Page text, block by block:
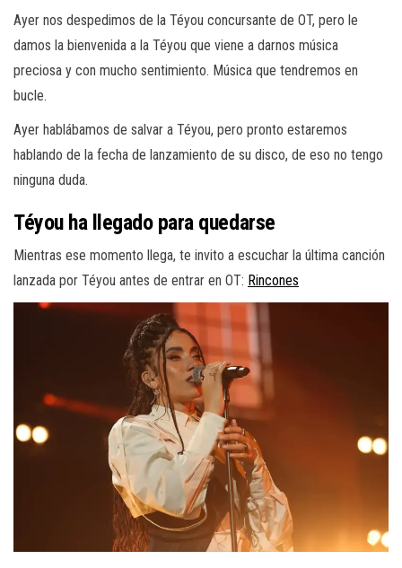
Ayer nos despedimos de la Téyou concursante de OT, pero le
damos la bienvenida a la Téyou que viene a darnos música
preciosa y con mucho sentimiento. Música que tendremos en
bucle.
Ayer hablábamos de salvar a Téyou, pero pronto estaremos
hablando de la fecha de lanzamiento de su disco, de eso no tengo
ninguna duda.
Téyou ha llegado para quedarse
Mientras ese momento llega, te invito a escuchar la última canción
lanzada por Téyou antes de entrar en OT: Rincones